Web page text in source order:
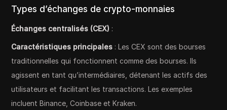
Types d’échanges de crypto-monnaies
Échanges centralisés (CEX) :
Caractéristiques principales : Les CEX sont des bourses
traditionnelles qui fonctionnent comme des bourses. Ils
agissent en tant qu’intermédiaires, détenant les actifs des
utilisateurs et facilitant les transactions. Les exemples
incluent Binance, Coinbase et Kraken.